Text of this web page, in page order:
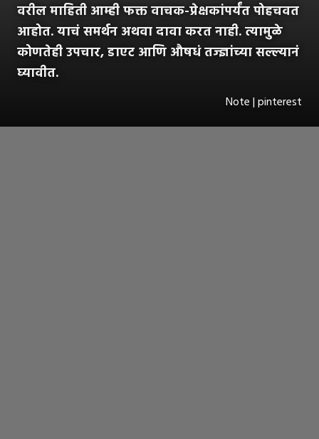
वरील माहिती आम्ही फक्त वाचक-प्रेक्षकांपर्यंत पोहचवत
आहोत. याचं समर्थन अथवा दावा करत नाही. त्यामुळे
कोणतेही उपचार, डाएट आणि औषधं तज्ज्ञांच्या सल्ल्यानं
घ्यावीत.
Note | pinterest